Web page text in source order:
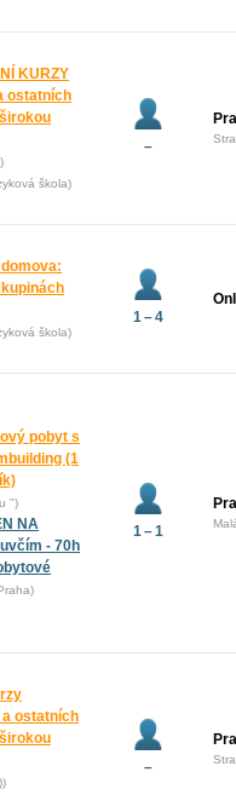
KURZY
ostatních
škola)
–
škola)
1 – 4
pobyt s
(1
")
NA
- 70h
1 – 1
ostatních
–